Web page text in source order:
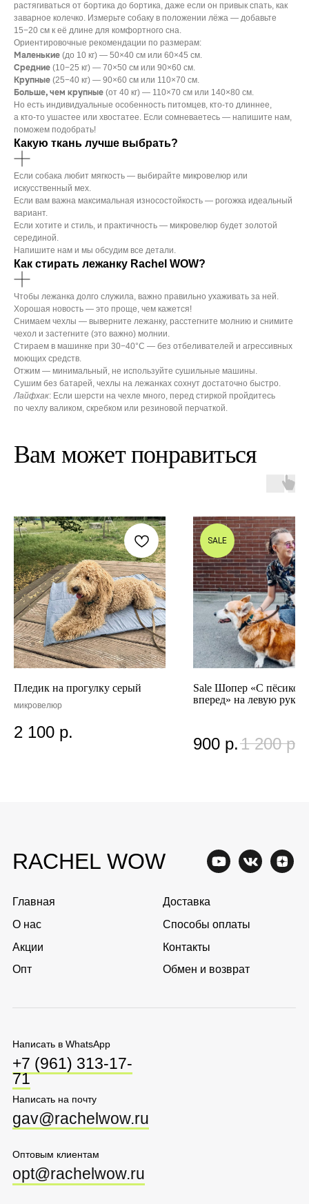
растягиваться от бортика до бортика, даже если он привык спать, как
заварное колечко. Измерьте собаку в положении лёжа — добавьте
15−20 см к её длине для комфортного сна.
Ориентировочные рекомендации по размерам:
Маленькие (до 10 кг) — 50×40 см или 60×45 см.
Средние (10−25 кг) — 70×50 см или 90×60 см.
Крупные (25−40 кг) — 90×60 см или 110×70 см.
Больше, чем крупные (от 40 кг) — 110×70 см или 140×80 см.
Но есть индивидуальные особенность питомцев, кто-то длиннее,
а кто-то ушастее или хвостатее. Если сомневаетесь — напишите нам,
поможем подобрать!
Какую ткань лучше выбрать?
Если собака любит мягкость — выбирайте микровелюр или
искусственный мех.
Если вам важна максимальная износостойкость — рогожка идеальный
вариант.
Если хотите и стиль, и практичность — микровелюр будет золотой
серединой.
Напишите нам и мы обсудим все детали.
Как стирать лежанку Rachel WOW?
Чтобы лежанка долго служила, важно правильно ухаживать за ней.
Хорошая новость — это проще, чем кажется!
Снимаем чехлы — выверните лежанку, расстегните молнию и снимите
чехол и застегните (это важно) молнии.
Стираем в машинке при 30−40°С — без отбеливателей и агрессивных
моющих средств.
Отжим — минимальный, не используйте сушильные машины.
Сушим без батарей, чехлы на лежанках сохнут достаточно быстро.
Лайфхак: Если шерсти на чехле много, перед стиркой пройдитесь
по чехлу валиком, скребком или резиновой перчаткой.
Вам может понравиться
Пледик на прогулку серый
микровелюр
2 100 р.
SALE
Sale Шопер «С пёсиком
вперед» на левую руку
900 р.1 200 р.
RACHEL WOW
Оферта
Главная
конфиденциальности
Доставка
opt@rachelwow.ru
Перейти в каталог